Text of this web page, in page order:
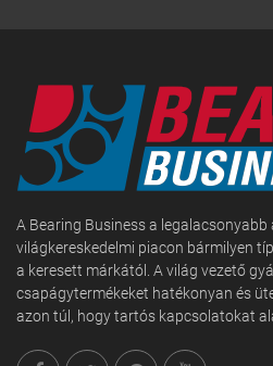
A Bearing Business a
világkereskedelmi piacon bármilyen
a keresett márkától. A világ vezető
csapágytermékeket hatékonyan és
azon túl, hogy tartós kapcsolatokat